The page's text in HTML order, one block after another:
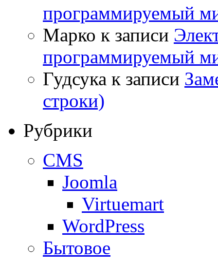
программируемый
Марко к записи
программируемый
Гудсука к записи
строки)
Рубрики
CMS
Joomla
Virtuemart
WordPress
Бытовое